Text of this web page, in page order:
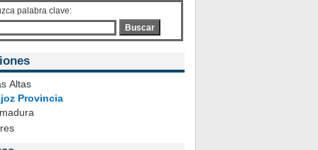
palabra clave:
Buscar
Altas
Provincia